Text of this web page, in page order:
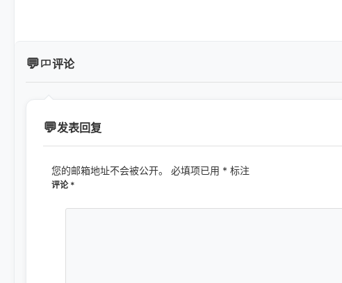
评论
发表回复
您的邮箱地址不会被公开。 必填项已用 * 标注
评论 *